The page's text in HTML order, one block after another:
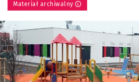
Materiał archiwalny
Kliknij, aby powiększyć